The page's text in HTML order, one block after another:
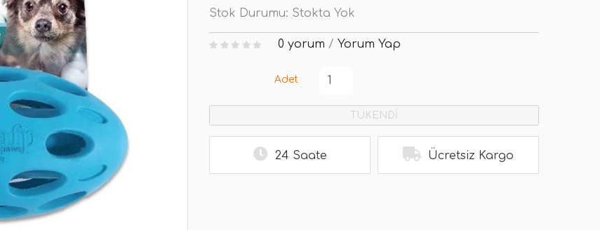
Stok Durumu: Stokta Yok
0 yorum / Yorum Yap
Adet
TÜKENDİ
24 Saate Ücretsiz Kargo